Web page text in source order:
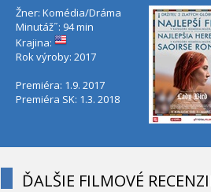
Žner: Komédia/Dráma
Minutáž˝: 94 min
Krajina:
Rok výroby: 2017
Premiéra: 1.9. 2017
Premiéra SK: 1.3. 2018
ĎALŠIE FILMOVÉ